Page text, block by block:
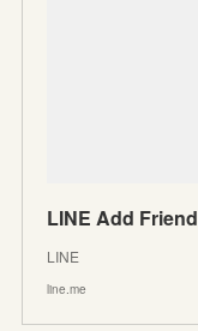
LINE Add Friend
LINE
line.me